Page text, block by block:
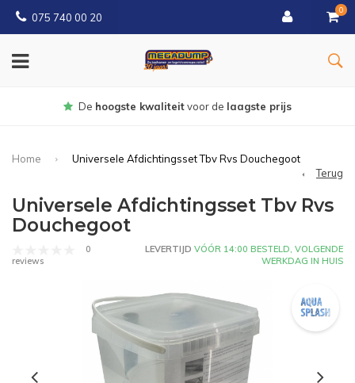
075 740 00 20
0
Gratisbezorgd vanaf € 150
Home
Universele Afdichtingsset Tbv Rvs Douchegoot
Terug
Universele Afdichtingsset Tbv Rvs
Douchegoot
0
reviews
LEVERTIJD VÓÓR 14:00 BESTELD, VOLGENDE
WERKDAG IN HUIS